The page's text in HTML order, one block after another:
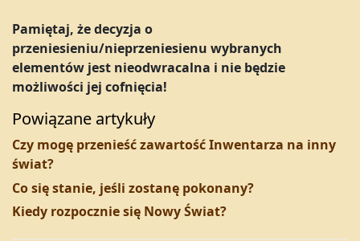
Pamiętaj, że decyzja o
przeniesieniu/nieprzeniesienu wybranych
elementów jest nieodwracalna i nie będzie
możliwości jej cofnięcia!
Powiązane artykuły
Czy mogę przenieść zawartość Inwentarza na inny
świat?
Co się stanie, jeśli zostanę pokonany?
Kiedy rozpocznie się Nowy Świat?